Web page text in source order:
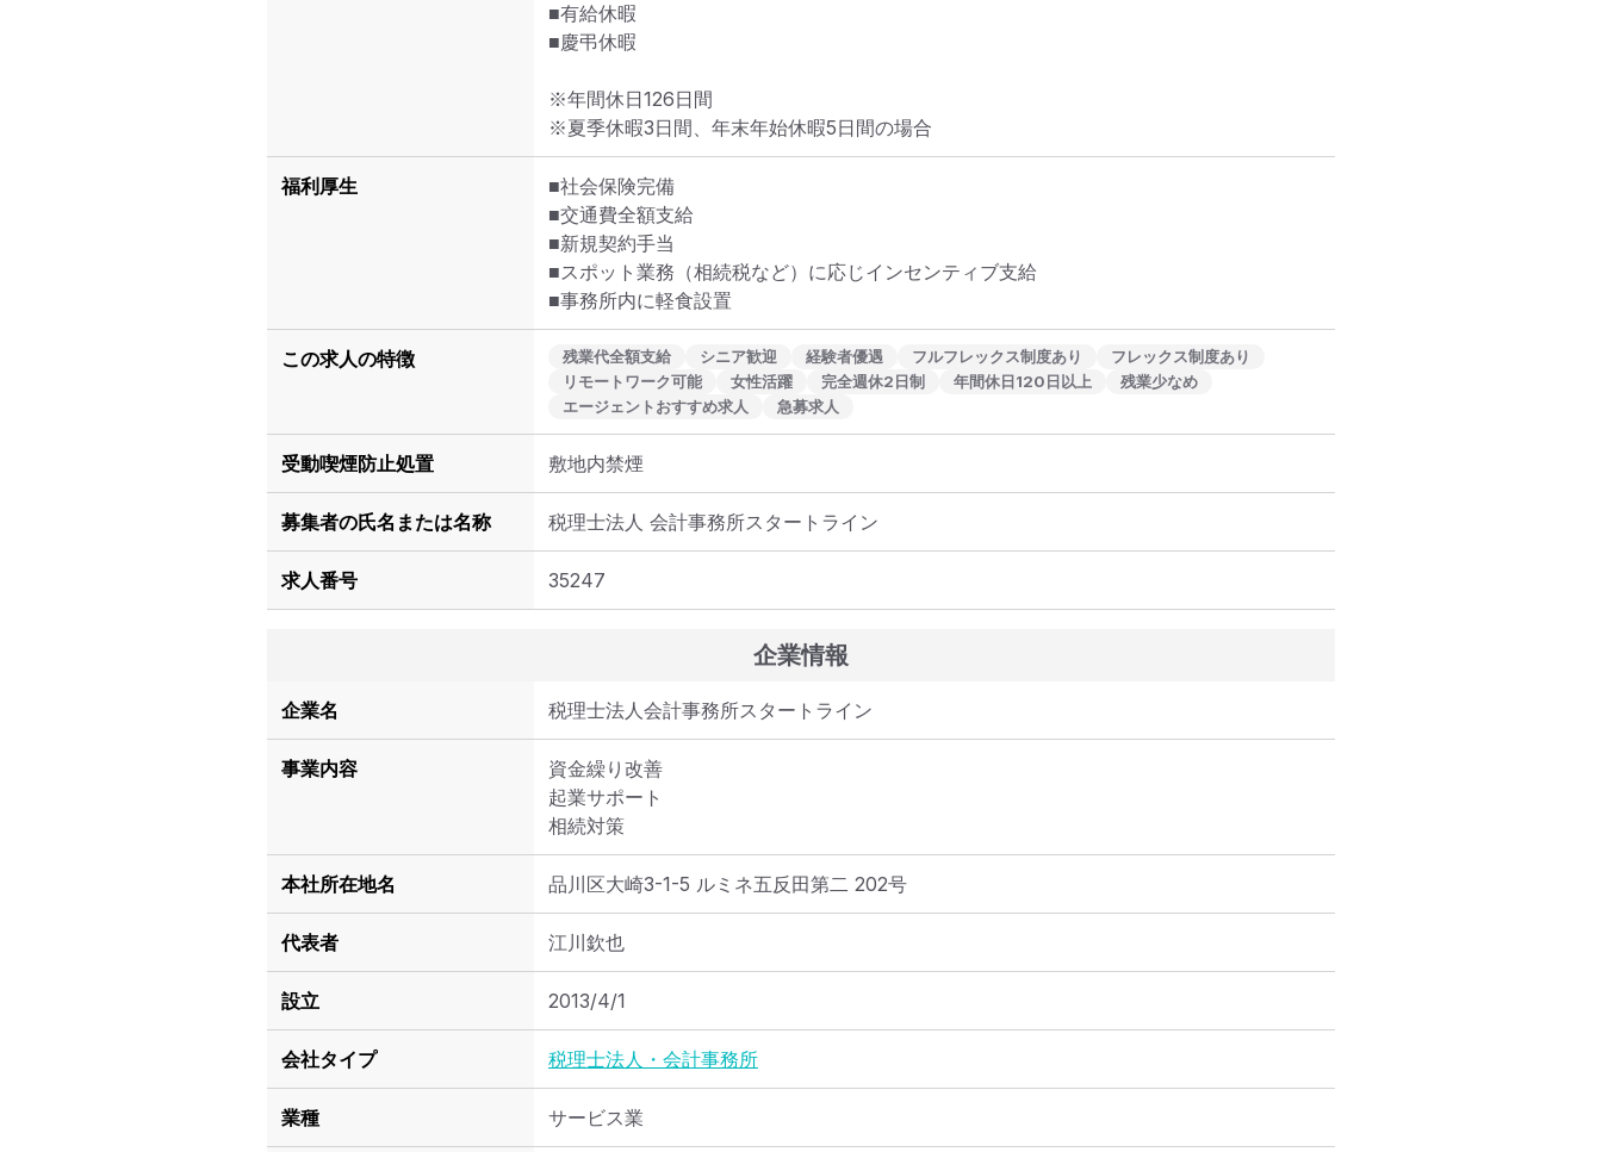
■有給休暇
■慶弔休暇
※年間休日126日間
※夏季休暇3日間、年末年始休暇5日間の場合
福利厚生
■社会保険完備
■交通費全額支給
■新規契約手当
■スポット業務（相続税など）に応じインセンティブ支給
■事務所内に軽食設置
この求人の特徴 残業代全額支給 シニア歓迎 経験者優遇 フルフレックス制度あり
フレックス制度あり
リモートワーク可能
女性活躍 完全週休2日制 年間休日120日以上
残業少なめ
エージェントおすすめ求人
急募求人
受動喫煙防止処置 敷地内禁煙
募集者の氏名または名称 税理士法人 会計事務所スタートライン
求人番号 35247
企業情報
企業名 税理士法人会計事務所スタートライン
事業内容
資金繰り改善
起業サポート
相続対策
本社所在地名 品川区大崎3-1-5 ルミネ五反田第二 202号
代表者 江川欽也
設立 2013/4/1
会社タイプ 税理士法人・会計事務所
業種 サービス業